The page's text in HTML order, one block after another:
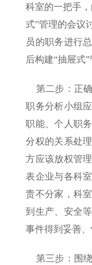
科室的一把手
式”管理的会议
员的职务进行
后构建“抽屉式
第二步：正确
职务分析小组
职能、个人职
分权的关系处
方应该放权管
表企业与各科
责不分家，科
到生产、安全
事件得到妥善、
第三步：围绕